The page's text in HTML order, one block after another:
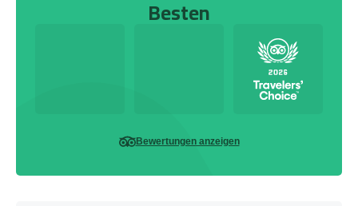
Besten
Bewertungen anzeigen